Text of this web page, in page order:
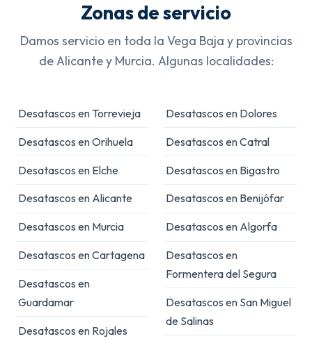
Zonas de servicio
Damos servicio en toda la Vega Baja y provincias
de Alicante y Murcia. Algunas localidades:
Desatascos en Torrevieja
Desatascos en Orihuela
Desatascos en Elche
Desatascos en Alicante
Desatascos en Murcia
Desatascos en Cartagena
Desatascos en
Guardamar
Desatascos en Rojales
Desatascos en Dolores
Desatascos en Catral
Desatascos en Bigastro
Desatascos en Benijófar
Desatascos en Algorfa
Desatascos en
Formentera del Segura
Desatascos en San Miguel
de Salinas